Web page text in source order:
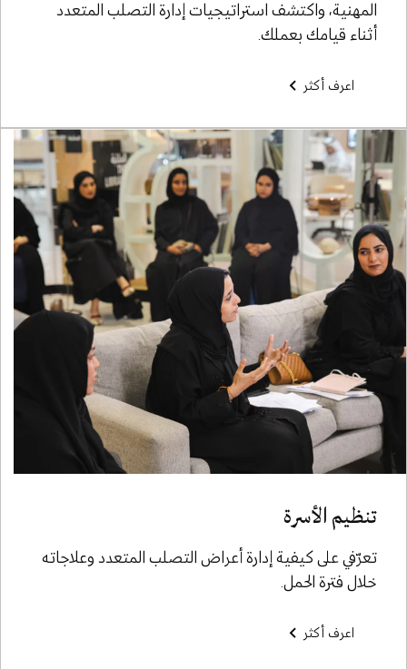
المهنية، واكتشف استراتيجيات إدارة التصلب المتعدد
أثناء قيامك بعملك.
اعرف أكثر
تنظيم الأسرة
تعرّفي على كيفية إدارة أعراض التصلب المتعدد وعلاجاته
خلال فترة الحمل.
اعرف أكثر